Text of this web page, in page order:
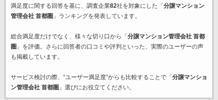
満足度に関する回答を基に、調査企業82社を対象にした「 分譲マンション
管理会社 首都圏 」ランキングを発表しています。
総合満足度だけでなく、様々な切り口から「 分譲マンション管理会社 首都
圏 」を評価。さらに回答者の口コミや評判といった、実際のユーザーの声
も掲載しています。
サービス検討の際、“ユーザー満足度”からも比較することで「 分譲マンショ
ン管理会社 首都圏 」選びにお役立てください。